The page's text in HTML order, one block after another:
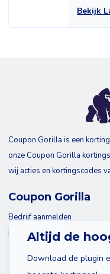
Bekijk
Altijd de
Download de plugin
Coupon Gorilla is een
onze Coupon Gorilla
wij acties en kortingscodes
Coupon Gorilla
Bedrijf aanmelden
Blog